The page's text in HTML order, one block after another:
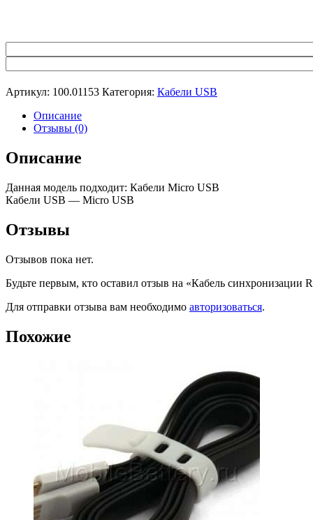
Артикул: 100.01153 Категория: Кабели USB
Описание
Отзывы (0)
Описание
Данная модель подходит: Кабели Micro USB
Кабели USB — Micro USB
Отзывы
Отзывов пока нет.
Будьте первым, кто оставил отзыв на «Кабель
Для отправки отзыва вам необходимо авторизоваться.
Похожие